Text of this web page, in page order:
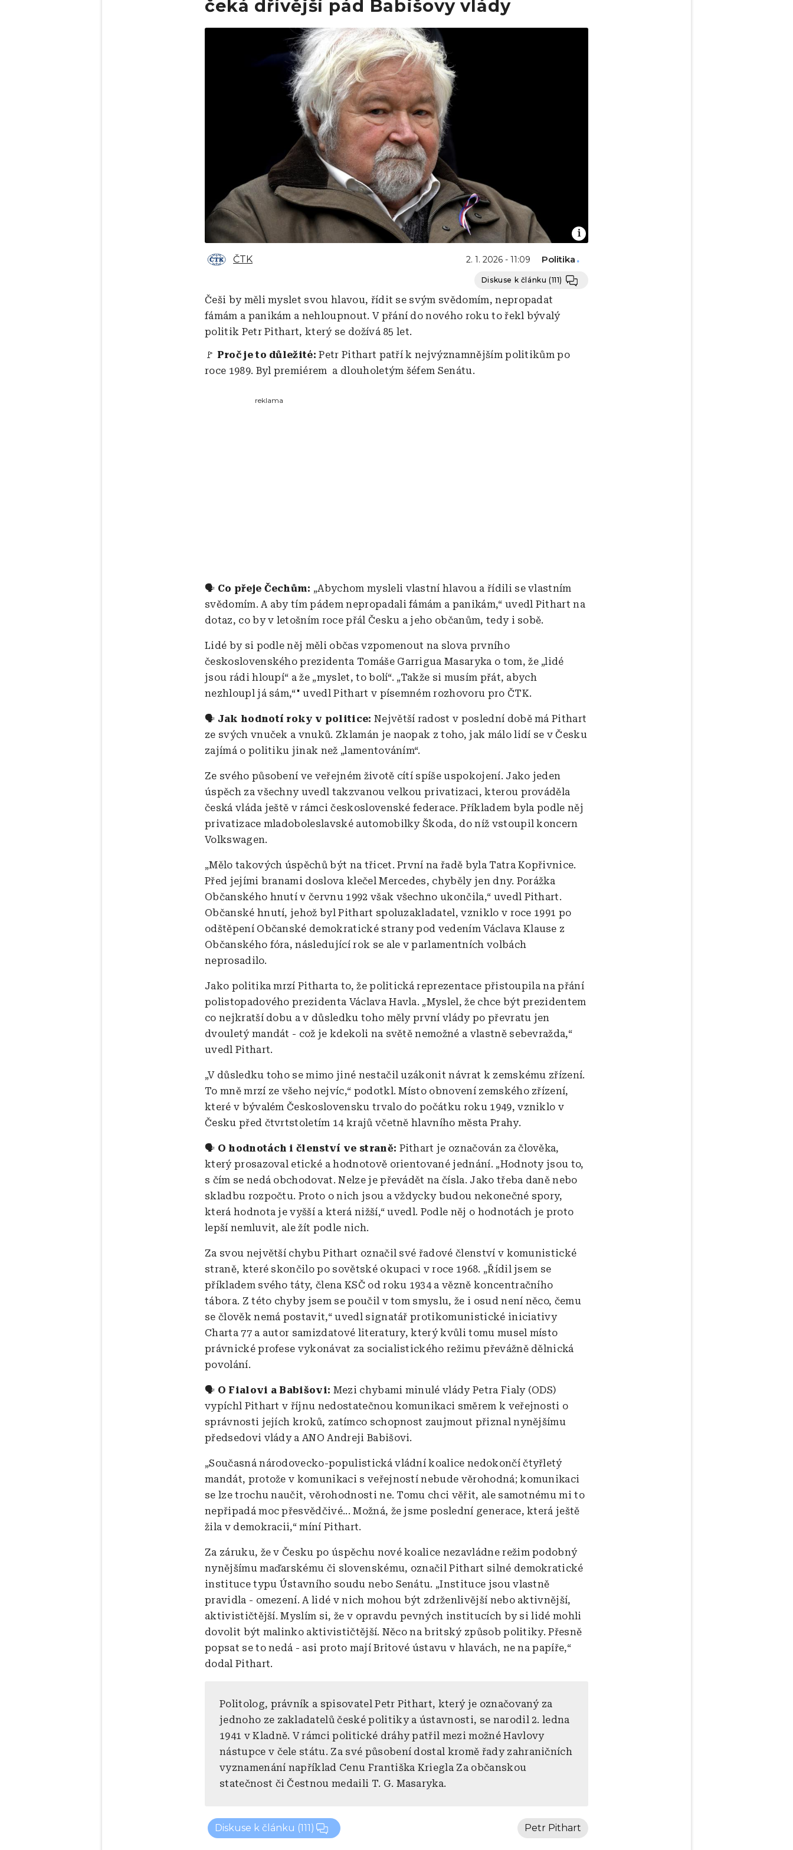
čeká dřívější pád Babišovy vlády
Obrázek
ČTK 2. 1. 2026 - 11:09 Politika
Diskuse k článku (111)
Češi by měli myslet svou hlavou, řídit se svým svědomím, nepropadat
fámám a panikám a nehloupnout. V přání do nového roku to řekl bývalý
politik Petr Pithart, který se dožívá 85 let.
🚩 Proč je to důležité:Petr Pithart patří k nejvýznamnějším politikům po
roce 1989. Byl premiérem a dlouholetým šéfem Senátu.
reklama
🗣️ Co přeje Čechům: „Abychom mysleli vlastní hlavou a řídili se vlastním
svědomím. A aby tím pádem nepropadali fámám a panikám,“ uvedl Pithart na
dotaz, co by v letošním roce přál Česku a jeho občanům, tedy i sobě.
Lidé by si podle něj měli občas vzpomenout na slova prvního
československého prezidenta Tomáše Garrigua Masaryka o tom, že „lidé
jsou rádi hloupí“ a že „myslet, to bolí“. „Takže si musím přát, abych
nezhloupl já sám,“" uvedl Pithart v písemném rozhovoru pro ČTK.
🗣️ Jak hodnotí roky v politice: Největší radost v poslední době má Pithart
ze svých vnuček a vnuků. Zklamán je naopak z toho, jak málo lidí se v Česku
zajímá o politiku jinak než „lamentováním“.
Ze svého působení ve veřejném životě cítí spíše uspokojení. Jako jeden
úspěch za všechny uvedl takzvanou velkou privatizaci, kterou prováděla
česká vláda ještě v rámci československé federace. Příkladem byla podle něj
privatizace mladoboleslavské automobilky Škoda, do níž vstoupil koncern
Volkswagen.
„Mělo takových úspěchů být na třicet. První na řadě byla Tatra Kopřivnice.
Před jejími branami doslova klečel Mercedes, chyběly jen dny. Porážka
Občanského hnutí v červnu 1992 však všechno ukončila,“ uvedl Pithart.
Občanské hnutí, jehož byl Pithart spoluzakladatel, vzniklo v roce 1991 po
odštěpení Občanské demokratické strany pod vedením Václava Klause z
Občanského fóra, následující rok se ale v parlamentních volbách
neprosadilo.
Jako politika mrzí Pitharta to, že politická reprezentace přistoupila na přání
polistopadového prezidenta Václava Havla. „Myslel, že chce být prezidentem
co nejkratší dobu a v důsledku toho měly první vlády po převratu jen
dvouletý mandát - což je kdekoli na světě nemožné a vlastně sebevražda,“
uvedl Pithart.
„V důsledku toho se mimo jiné nestačil uzákonit návrat k zemskému zřízení.
To mně mrzí ze všeho nejvíc,“ podotkl. Místo obnovení zemského zřízení,
které v bývalém Československu trvalo do počátku roku 1949, vzniklo v
Česku před čtvrtstoletím 14 krajů včetně hlavního města Prahy.
🗣️ O hodnotách i členství ve straně: Pithart je označován za člověka,
který prosazoval etické a hodnotově orientované jednání. „Hodnoty jsou to,
s čím se nedá obchodovat. Nelze je převádět na čísla. Jako třeba daně nebo
skladbu rozpočtu. Proto o nich jsou a vždycky budou nekonečné spory,
která hodnota je vyšší a která nižší,“ uvedl. Podle něj o hodnotách je proto
lepší nemluvit, ale žít podle nich.
Za svou největší chybu Pithart označil své řadové členství v komunistické
straně, které skončilo po sovětské okupaci v roce 1968. „Řídil jsem se
příkladem svého táty, člena KSČ od roku 1934 a vězně koncentračního
tábora. Z této chyby jsem se poučil v tom smyslu, že i osud není něco, čemu
se člověk nemá postavit,“ uvedl signatář protikomunistické iniciativy
Charta 77 a autor samizdatové literatury, který kvůli tomu musel místo
právnické profese vykonávat za socialistického režimu převážně dělnická
povolání.
🗣️ O Fialovi a Babišovi: Mezi chybami minulé vlády Petra Fialy (ODS)
vypíchl Pithart v říjnu nedostatečnou komunikaci směrem k veřejnosti o
správnosti jejích kroků, zatímco schopnost zaujmout přiznal nynějšímu
předsedovi vlády a ANO Andreji Babišovi.
„Současná národovecko-populistická vládní koalice nedokončí čtyřletý
mandát, protože v komunikaci s veřejností nebude věrohodná; komunikaci
se lze trochu naučit, věrohodnosti ne. Tomu chci věřit, ale samotnému mi to
nepřipadá moc přesvědčivé... Možná, že jsme poslední generace, která ještě
žila v demokracii,“ míní Pithart.
Za záruku, že v Česku po úspěchu nové koalice nezavládne režim podobný
nynějšímu maďarskému či slovenskému, označil Pithart silné demokratické
instituce typu Ústavního soudu nebo Senátu. „Instituce jsou vlastně
pravidla - omezení. A lidé v nich mohou být zdrženlivější nebo aktivnější,
aktivističtější. Myslím si, že v opravdu pevných institucích by si lidé mohli
dovolit být malinko aktivističtější. Něco na britský způsob politiky. Přesně
popsat se to nedá - asi proto mají Britové ústavu v hlavách, ne na papíře,“
dodal Pithart.
Politolog, právník a spisovatel Petr Pithart, který je označovaný za
jednoho ze zakladatelů české politiky a ústavnosti, se narodil 2. ledna
1941 v Kladně. V rámci politické dráhy patřil mezi možné Havlovy
nástupce v čele státu. Za své působení dostal kromě řady zahraničních
vyznamenání například Cenu Františka Kriegla Za občanskou
statečnost či Čestnou medaili T. G. Masaryka.
Diskuse k článku (111) Petr Pithart